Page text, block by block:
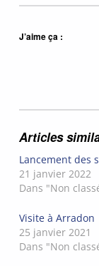
J’aime ça :
Articles
Lancement des
21 janvier 2022
Dans "Non
Visite à Arradon
25 janvier 2021
Dans "Non